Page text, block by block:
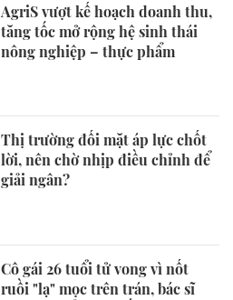
AgriS vượt kế hoạch doanh thu,
tăng tốc mở rộng hệ sinh thái
nông nghiệp – thực phẩm
Thị trường đối mặt áp lực chốt
lời, nên chờ nhịp điều chỉnh để
giải ngân?
Cô gái 26 tuổi tử vong vì nốt
ruồi "lạ" mọc trên trán, bác sĩ